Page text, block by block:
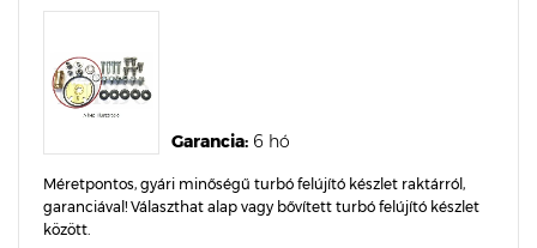
Garancia: 6 hó
Méretpontos, gyári minőségű turbó felújító készlet raktárról,
garanciával! Választhat alap vagy bővített turbó felújító készlet
között.